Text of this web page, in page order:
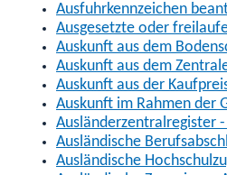
Ausfuhrkennzeichen
Ausgesetzte oder
Auskunft aus dem
Auskunft aus dem
Auskunft aus der
Auskunft im Rahmen der
Ausländerzentralregister
Ausländische
Ausländische